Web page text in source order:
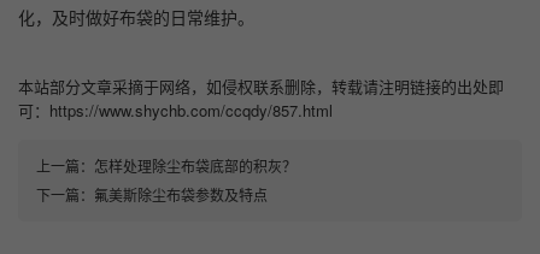
化，及时做好布袋的日常维护。
本站部分文章采摘于网络，如侵权联系删除，转载请注明链接的出处即
可：https://www.shychb.com/ccqdy/857.html
上一篇： 怎样处理除尘布袋底部的积灰？
下一篇： 氟美斯除尘布袋参数及特点